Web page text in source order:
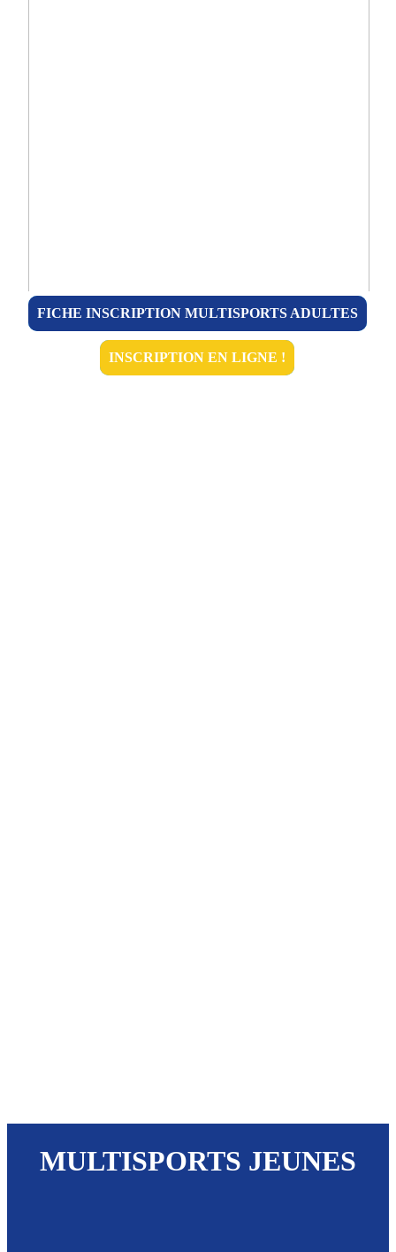
FICHE INSCRIPTION MULTISPORTS ADULTES
INSCRIPTION EN LIGNE !
MULTISPORTS JEUNES